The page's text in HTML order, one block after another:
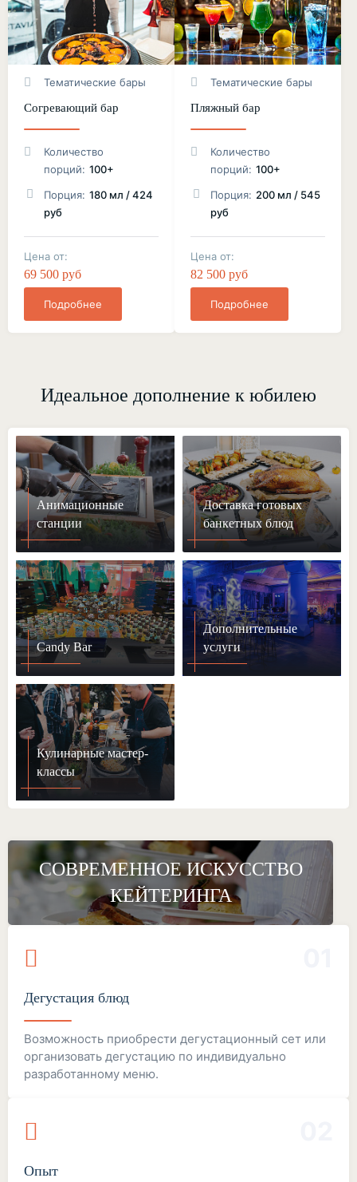
Тематические бары
Согревающий бар
Количество
порций: 100+
Порция: 180 мл / 424
руб
Цена от:
69 500 руб
Подробнее
Тематические бары
Пляжный бар
Количество
порций: 100+
Порция: 200 мл / 545
руб
Цена от:
82 500 руб
Подробнее
Идеальное дополнение к юбилею
Анимационные
станции
Доставка готовых
банкетных блюд
Candy Bar
Дополнительные
услуги
Кулинарные мастер-
классы
Дегустация блюд
Возможность приобрести дегустационный сет или
организовать дегустацию по индивидуально
разработанному меню.
СОВРЕМЕННОЕ ИСКУССТВО
КЕЙТЕРИНГА
Опыт